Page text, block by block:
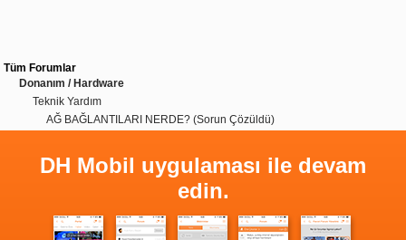
Tüm Forumlar
Donanım / Hardware
Teknik Yardım
AĞ BAĞLANTILARI NERDE? (Sorun Çözüldü)
DH Mobil uygulaması ile devam
edin.